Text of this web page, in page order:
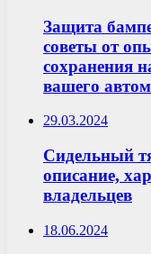
Защита
советы от
сохранения
вашего
29.03.2024
Сидельный
описание,
владельцев
18.06.2024